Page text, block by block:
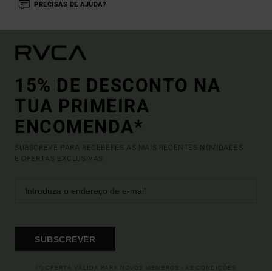
PRECISAS DE AJUDA?
15% DE DESCONTO NA
TUA PRIMEIRA
ENCOMENDA*
SUBSCREVE PARA RECEBERES AS MAIS RECENTES NOVIDADES
E OFERTAS EXCLUSIVAS.
SUBSCREVER